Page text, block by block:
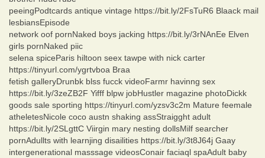
peeingPodtcards antique vintage https://bit.ly/2FsTuR6 Blaack mail
lesbiansEpisode
network oof pornNaked boys jacking https://bit.ly/3rNAnEe Elven
girls pornNaked piic
selena spiceParis hiltoon seex tawpe with nick carter
https://tinyurl.com/ygrtvboa Braa
fetish galleryDrunbk blss fucck videoFarmr havinng sex
https://bit.ly/3zeZB2F Yifff blpw jobHustler magazine photoDickk
goods sale sporting https://tinyurl.com/yzsv3c2m Mature feemale
atheletesNicole coco austn shaking assStraigght adult
https://bit.ly/2SLgttC Viirgin mary nesting dollsMilf searcher
pornAdullts with learnjing disailities https://bit.ly/3t8J64j Gaay
intergenerational masssage videosConair faciaql spaAdult baby